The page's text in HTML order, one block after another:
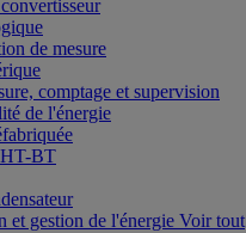
de mesure
comptage et supervision
de l'énergie
HT-BT
et gestion de l'énergie Voir tout